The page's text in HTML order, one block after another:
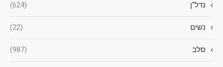
נדל"ן (624)
נשים (22)
סלב (987)